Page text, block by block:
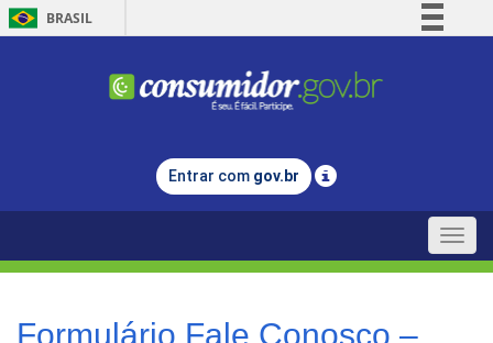
BRASIL
Comunica BR
Legislação
Entrar com gov.br
Toggle
Formulário Fale Conosco –